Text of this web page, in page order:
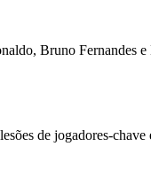
Bruno Fernandes
de jogadores-chave